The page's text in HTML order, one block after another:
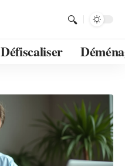
Défiscaliser